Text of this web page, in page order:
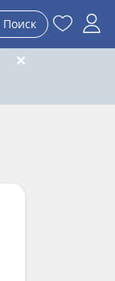
Поиск